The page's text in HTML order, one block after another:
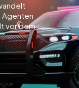
Agenten
vor dem